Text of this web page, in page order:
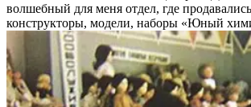
волшебный для меня отдел, где
конструкторы, модели, наборы «Юный